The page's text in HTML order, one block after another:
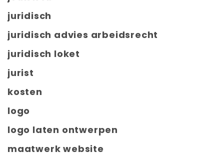
juridisch
juridisch advies arbeidsrecht
juridisch loket
jurist
kosten
logo
logo laten ontwerpen
maatwerk website